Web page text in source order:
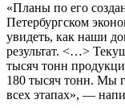
«Планы по его
Петербургском
увидеть, как наши
результат. <…>
тысяч тонн
180 тысяч тонн. Мы
всех этапах», —